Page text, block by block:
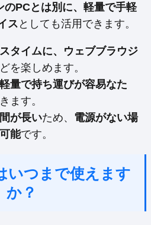
のPCとは別に、軽量で手軽
ス としても活用できます。
タイムに、ウェブブラウジ
を楽しめます。
量で持ち運びが容易なた
ます。
が長いため、 電源がない場
能です。
いつまで使えます
か？